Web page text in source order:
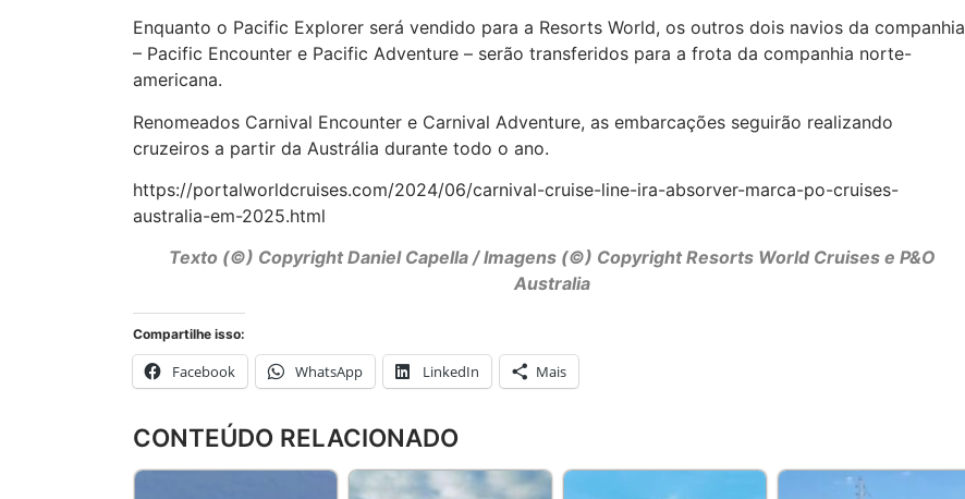
Enquanto o Pacific Explorer será vendido para a Resorts World, os outros dois navios da companhia
– Pacific Encounter e Pacific Adventure – serão transferidos para a frota da companhia norte-
americana.
Renomeados Carnival Encounter e Carnival Adventure, as embarcações seguirão realizando
cruzeiros a partir da Austrália durante todo o ano.
https://portalworldcruises.com/2024/06/carnival-cruise-line-ira-absorver-marca-po-cruises-
australia-em-2025.html
Texto (©) Copyright Daniel Capella / Imagens (©) Copyright Resorts World Cruises e P&O
Australia
Compartilhe isso:
Facebook WhatsApp LinkedIn Mais
CONTEÚDO RELACIONADO